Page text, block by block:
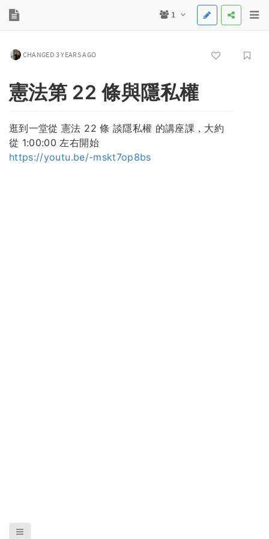
1
CHANGED 3 YEARS AGO
憲法第 22 條與隱私權
逛到一堂從 憲法 22 條 談隱私權 的講座課，大約
從 1:00:00 左右開始
https://youtu.be/-mskt7op8bs